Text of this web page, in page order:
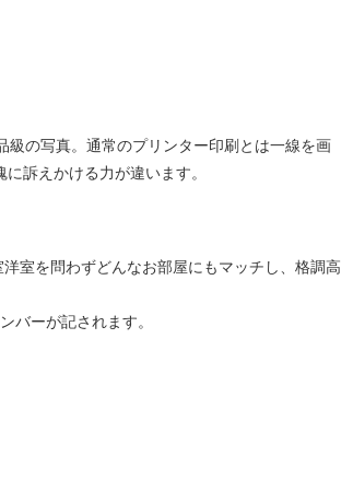
の写真。通常のプリンター印刷とは一線を画
訴えかける力が違います。
室を問わずどんなお部屋にもマッチし、格調高
バーが記されます。